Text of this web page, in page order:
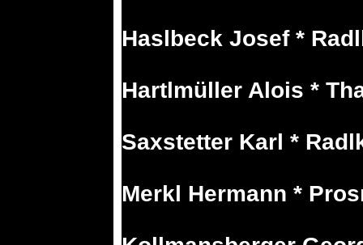
Haslbeck Josef *
Hartlmüller Alois *
Saxstetter Karl *
Merkl Hermann *